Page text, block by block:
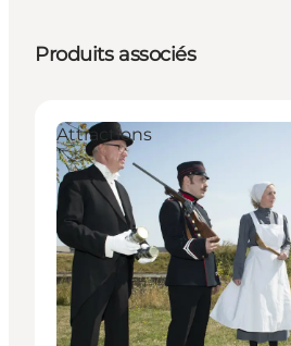
Produits associés
Attractions